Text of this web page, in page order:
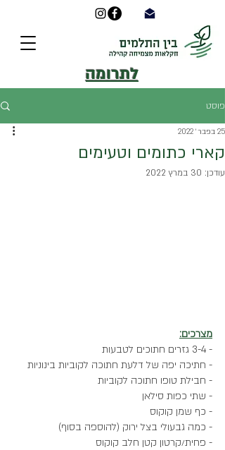
לתרומה
פוסט
קארי כתומים וטעימים
25 בפבר׳ 2022
עודכן: 30 במרץ 2022
מצרכים:
- 3-4 גזרים חתוכים לטבעות
- חתיכה יפה של דלעת חתוכה לקוביות בינוניות
- חבילת טופו חתוכה לקוביות
- שתי כפות סילאן
- כף שמן קוקוס
- כמה גבעולי בצל ירוק (להוספה בסוף)
- פחית/קרטון קטן חלב קוקוס